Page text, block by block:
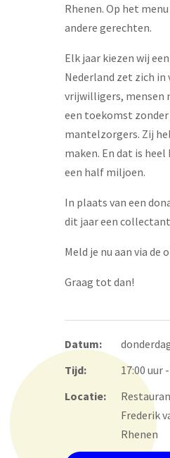
Rhenen. Op het
andere gerechten.
Elk jaar kiezen wij
Nederland zet zich in
vrijwilligers, mensen
een toekomst
mantelzorgers. Zij
maken. En dat is
een half miljoen.
In plaats van een
dit jaar een
Meld je nu aan via
Graag tot dan!
Datum:
Tijd:
17:00 uur
Locatie:
Frederik
Rhenen